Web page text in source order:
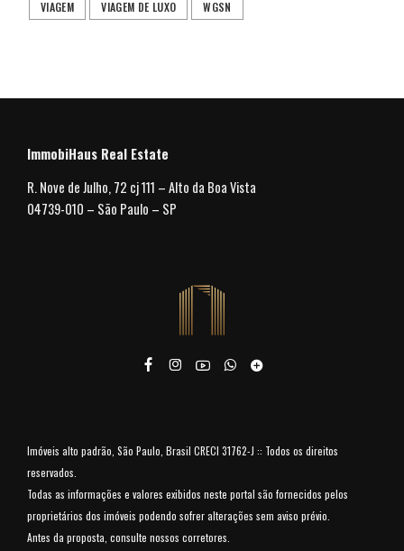
VIAGEM
VIAGEM DE LUXO WGSN
ImmobiHaus Real Estate
R. Nove de Julho, 72 cj 111 – Alto da Boa Vista
04739-010 – São Paulo – SP
Imóveis alto padrão, São Paulo, Brasil CRECI 31762-J :: Todos os direitos
reservados.
Todas as informações e valores exibidos neste portal são fornecidos pelos
proprietários dos imóveis podendo sofrer alterações sem aviso prévio.
Antes da proposta, consulte nossos corretores.